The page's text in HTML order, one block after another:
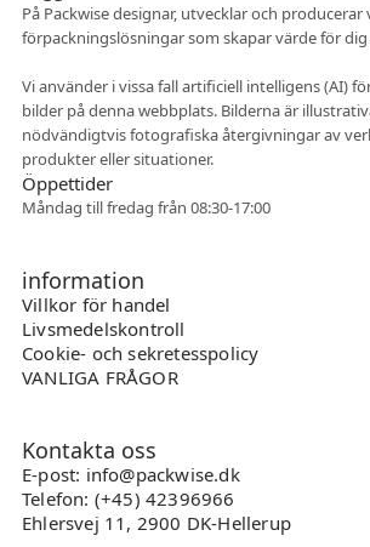
På Packwise designar, utvecklar och
förpackningslösningar som skapar värde för
Vi använder i vissa fall artificiell intelligens (AI)
bilder på denna webbplats. Bilderna är
nödvändigtvis fotografiska återgivningar av
produkter eller situationer.
Öppettider
Måndag till fredag från 08:30-17:00
information
Villkor för handel
Livsmedelskontroll
Cookie- och sekretesspolicy
VANLIGA FRÅGOR
Kontakta oss
E-post: info@packwise.dk
Telefon: (+45) 42396966
Ehlersvej 11, 2900 DK-Hellerup